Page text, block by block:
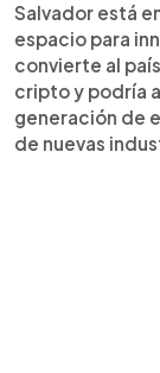
Salvador está
espacio para
convierte al
cripto y podría
generación de
de nuevas